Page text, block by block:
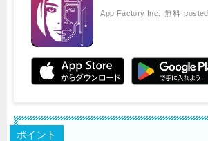
App Factory Inc. 無料
ポイント